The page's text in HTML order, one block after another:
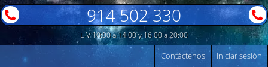
914 502 330
L-V 10:00 a 14:00 y 16:00 a 20:00
Iniciar sesión
Contáctenos